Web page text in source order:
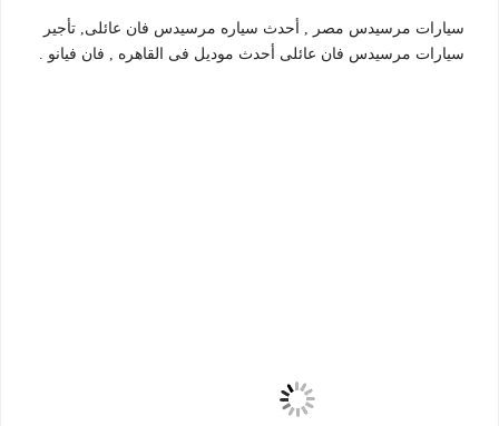
سيارات مرسيدس مصر , أحدث سياره مرسيدس فان عائلى, تأجير
سيارات مرسيدس فان عائلى أحدث موديل فى القاهره , فان فيانو .